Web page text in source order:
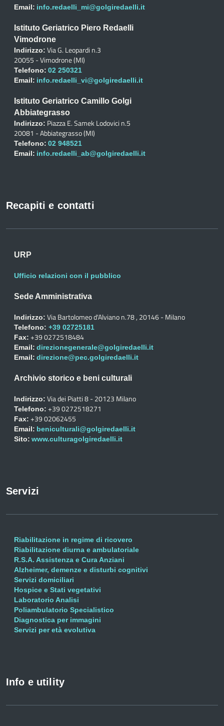
Email: info.redaelli_mi@golgiredaelli.it
Istituto Geriatrico Piero Redaelli
Vimodrone
Indirizzo: Via G. Leopardi n.3
20055 - Vimodrone (MI)
Telefono: 02 250321
Email: info.redaelli_vi@golgiredaelli.it
Istituto Geriatrico Camillo Golgi
Abbiategrasso
Indirizzo: Piazza E. Samek Lodovici n.5
20081 - Abbiategrasso (MI)
Telefono: 02 948521
Email: info.redaelli_ab@golgiredaelli.it
Recapiti e contatti
URP
Ufficio relazioni con il pubblico
Sede Amministrativa
Indirizzo: Via Bartolomeo d'Alviano n.78 , 20146 - Milano
Telefono: +39 02725181
Fax: +39 0272518484
Email: direzionegenerale@golgiredaelli.it
Email: direzione@pec.golgiredaelli.it
Archivio storico e beni culturali
Indirizzo: Via dei Piatti 8 - 20123 Milano
Telefono: +39 0272518271
Fax: +39 02062455
Email: beniculturali@golgiredaelli.it
Sito: www.culturagolgiredaelli.it
Servizi
Riabilitazione in regime di ricovero
Riabilitazione diurna e ambulatoriale
R.S.A. Assistenza e Cura Anziani
Alzheimer, demenze e disturbi cognitivi
Servizi domiciliari
Hospice e Stati vegetativi
Laboratorio Analisi
Poliambulatorio Specialistico
Diagnostica per immagini
Servizi per età evolutiva
Info e utility